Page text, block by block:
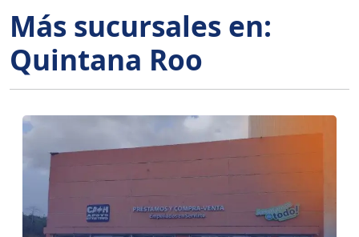
Más sucursales en:
Quintana Roo